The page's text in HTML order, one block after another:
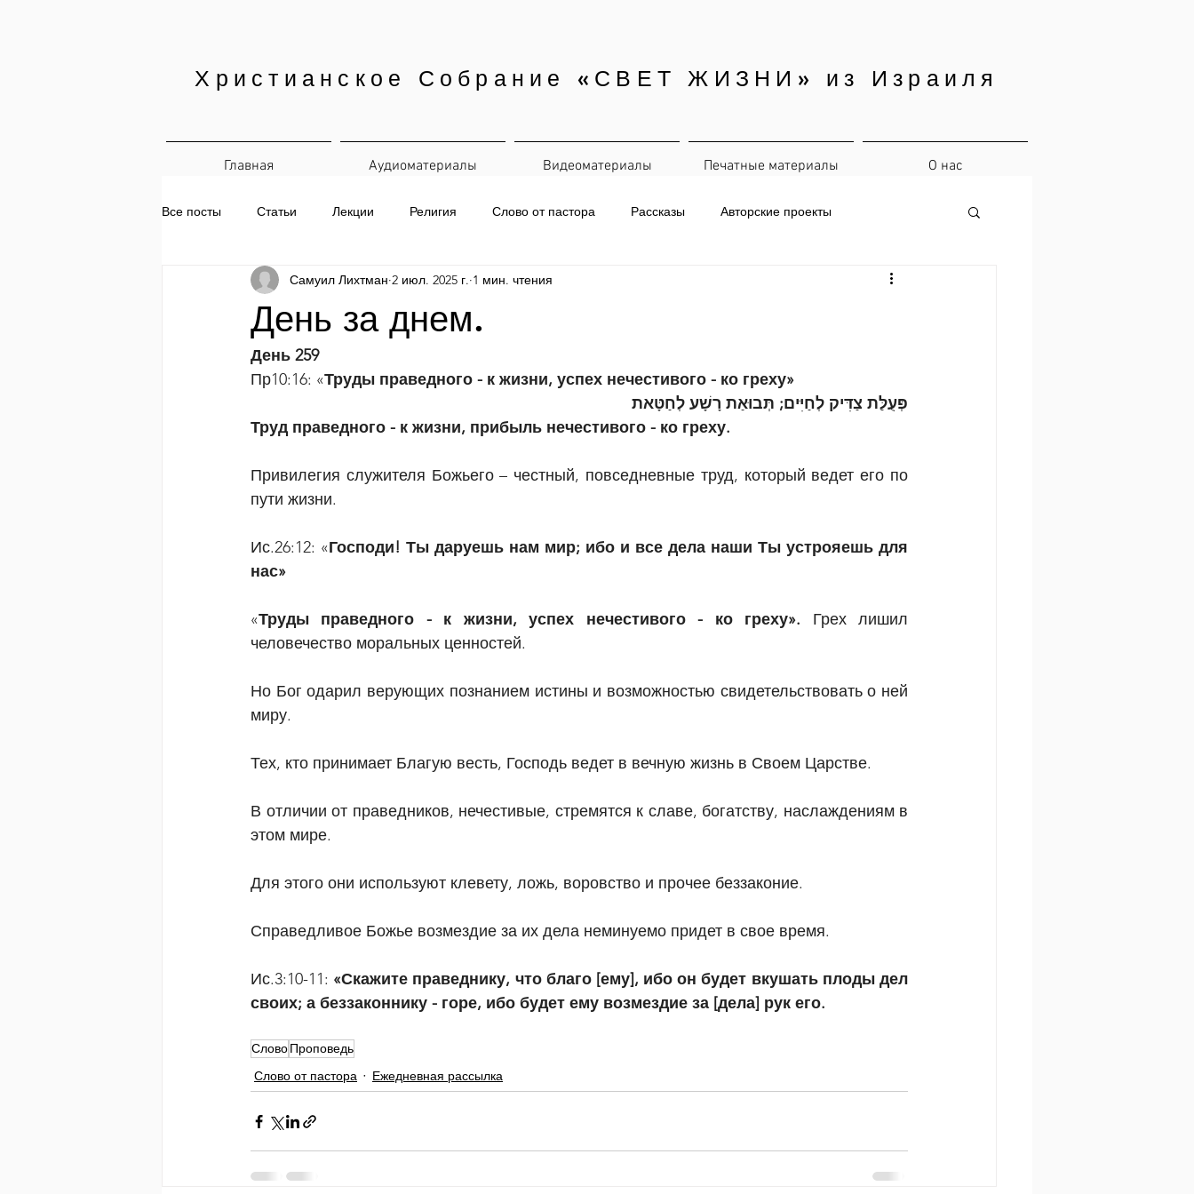
Христианское Собрание «СВЕТ ЖИЗНИ» из Израиля
Главная Аудиоматериалы Видеоматериалы Печатные материалы О нас
Все посты Статьи Лекции Религия Слово от пастора Рассказы Авторские проекты
Печатные материалы Ежедневная рассылка
День за днем.
Самуил Лихтман 2 июл. 2025 г. 1 мин. чтения
День 259
Пр10:16: «Труды праведного - к жизни, успех нечестивого - ко греху»
פְּעֻלַּת צַדִּיק לְחַיִּים; תְּבוּאַת רָשָׁע לְחַטָּאת
Труд праведного - к жизни, прибыль нечестивого - ко греху.
Привилегия служителя Божьего – честный, повседневные труд, который ведет его по
пути жизни.
Ис.26:12: «Господи! Ты даруешь нам мир; ибо и все дела наши Ты устрояешь для
нас»
«Труды праведного - к жизни, успех нечестивого - ко греху». Грех лишил
человечество моральных ценностей.
Но Бог одарил верующих познанием истины и возможностью свидетельствовать о ней
миру.
Тех, кто принимает Благую весть, Господь ведет в вечную жизнь в Своем Царстве.
В отличии от праведников, нечестивые, стремятся к славе, богатству, наслаждениям в
этом мире.
Для этого они используют клевету, ложь, воровство и прочее беззаконие.
Справедливое Божье возмездие за их дела неминуемо придет в свое время.
Ис.3:10-11: «Скажите праведнику, что благо [ему], ибо он будет вкушать плоды дел
своих; а беззаконнику - горе, ибо будет ему возмездие за [дела] рук его.
СловоПроповедь
Слово от пастора
Ежедневная рассылка